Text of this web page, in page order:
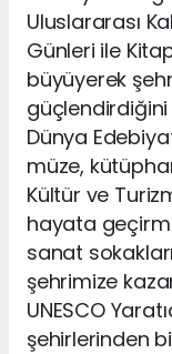
Uluslararası
Günleri ile
büyüyerek
güçlendirdiğini
Dünya
müze,
Kültür ve
hayata
sanat
şehrimize
UNESCO
şehirlerinden